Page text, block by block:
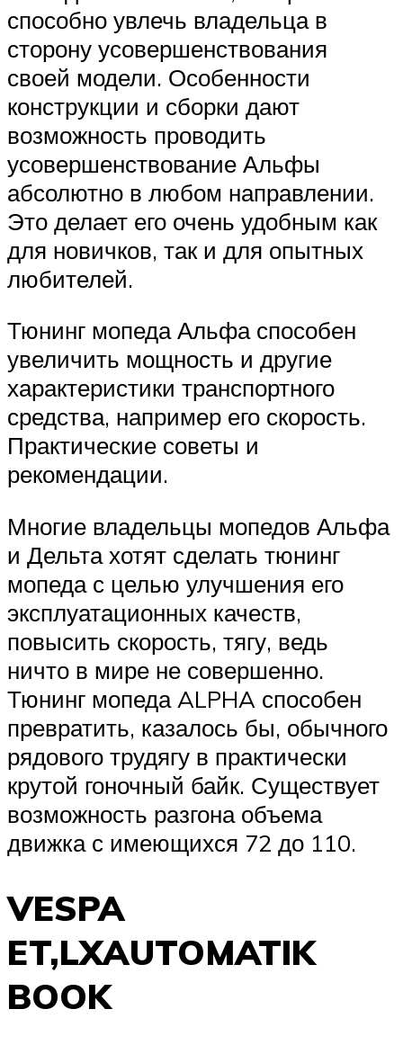
способно увлечь владельца в
сторону усовершенствования
своей модели. Особенности
конструкции и сборки дают
возможность проводить
усовершенствование Альфы
абсолютно в любом направлении.
Это делает его очень удобным как
для новичков, так и для опытных
любителей.
Тюнинг мопеда Альфа способен
увеличить мощность и другие
характеристики транспортного
средства, например его скорость.
Практические советы и
рекомендации.
Многие владельцы мопедов Альфа
и Дельта хотят сделать тюнинг
мопеда с целью улучшения его
эксплуатационных качеств,
повысить скорость, тягу, ведь
ничто в мире не совершенно.
Тюнинг мопеда ALPHA способен
превратить, казалось бы, обычного
рядового трудягу в практически
крутой гоночный байк. Существует
возможность разгона объема
движка с имеющихся 72 до 110.
VESPA
ET,LXAUTOMATIK
BOOK